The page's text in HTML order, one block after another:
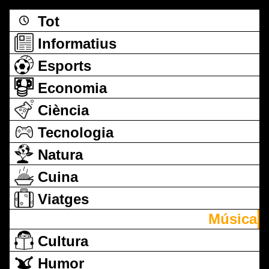
Tot
Informatius
Esports
Economia
Ciència
Tecnologia
Natura
Cuina
Viatges
Música
Cultura
Humor